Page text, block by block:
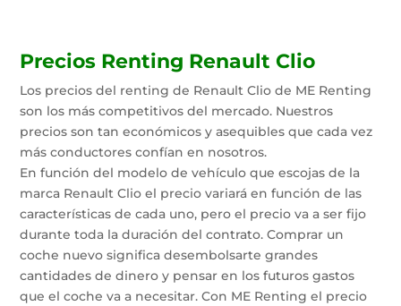
Precios Renting Renault Clio
Los precios del renting de Renault Clio de ME Renting
son los más competitivos del mercado. Nuestros
precios son tan económicos y asequibles que cada vez
más conductores confían en nosotros.
En función del modelo de vehículo que escojas de la
marca Renault Clio el precio variará en función de las
características de cada uno, pero el precio va a ser fijo
durante toda la duración del contrato. Comprar un
coche nuevo significa desembolsarte grandes
cantidades de dinero y pensar en los futuros gastos
que el coche va a necesitar. Con ME Renting el precio